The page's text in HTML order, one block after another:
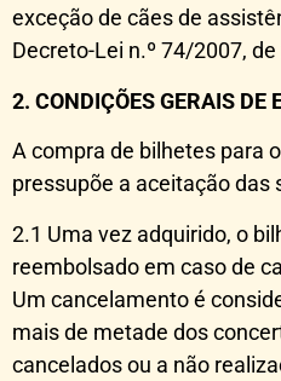
exceção de cães de
Decreto-Lei n.º 74/2007,
2. CONDIÇÕES GERAIS DE
A compra de bilhetes para
pressupõe a aceitação das
2.1 Uma vez adquirido, o
reembolsado em caso de
Um cancelamento é
mais de metade dos
cancelados ou a não